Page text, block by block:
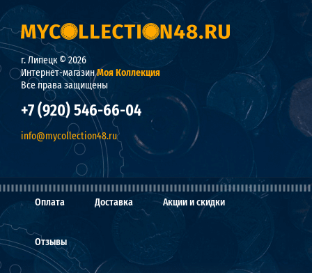
г. Липецк © 2026
Интернет-магазинМоя Коллекция
Все права защищены
+7 (920) 546-66-04
info@mycollection48.ru
Оплата Доставка Акции и скидки
Отзывы